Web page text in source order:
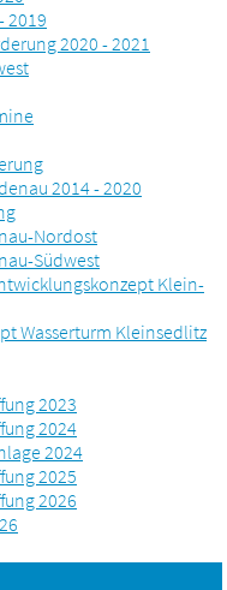
2019
2020 - 2021
2014 - 2020
Nordost
Südwest
Klein-
Wasserturm Kleinsedlitz
2023
2024
2024
2025
2026